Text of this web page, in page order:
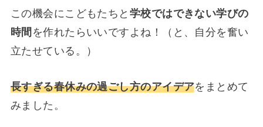
この機会にこどもたちと 学校ではできない学びの
時間 を作れたらいいですよね！（と、自分を奮い
立たせている。）
長すぎる春休みの過ごし方のアイデアをまとめて
みました。